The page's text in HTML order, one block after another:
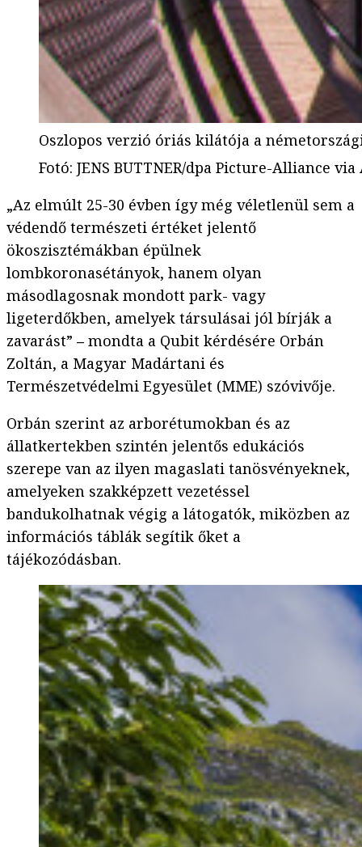
Oszlopos verzió óriás kilátója a
Fotó: JENS BUTTNER/dpa Picture-Alliance via
„Az elmúlt 25-30 évben így még véletlenül sem a
védendő természeti értéket jelentő
ökoszisztémákban épülnek
lombkoronasétányok, hanem olyan
másodlagosnak mondott park- vagy
ligeterdőkben, amelyek társulásai jól bírják a
zavarást” – mondta a Qubit kérdésére Orbán
Zoltán, a Magyar Madártani és
Természetvédelmi Egyesület (MME) szóvivője.
Orbán szerint az arborétumokban és az
állatkertekben szintén jelentős edukációs
szerepe van az ilyen magaslati tanösvényeknek,
amelyeken szakképzett vezetéssel
bandukolhatnak végig a látogatók, miközben az
információs táblák segítik őket a
tájékozódásban.